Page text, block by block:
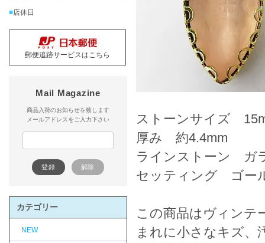
ストーンサイズ
厚み 約4.4mm
ラインストーン ガ
セッティング ゴー
この商品はヴィンテ
まれに小さなキズ、
■店休日
郵便追跡サービスはこちら
Mail Magazine
商品入荷のお知らせを致します
メールアドレスをご入力下さい
カテゴリー
NEW